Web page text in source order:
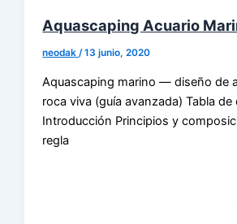
Aquascaping Acuario
neodak/13 junio, 2020
Aquascaping marino — diseño de
roca viva (guía avanzada) Tabla
Introducción Principios y
regla